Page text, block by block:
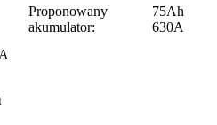
Proponowany
akumulator:
75Ah
630A